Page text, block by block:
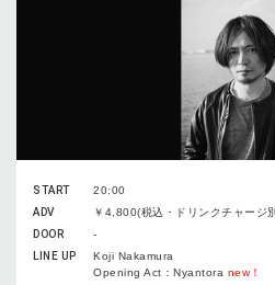
START
20:00
ADV
￥4,800(税込・ドリンクチャージ
DOOR
-
LINE UP
Koji Nakamura
Opening Act：Nyantora new！